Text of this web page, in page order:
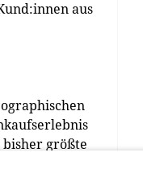
aus
bisher größte